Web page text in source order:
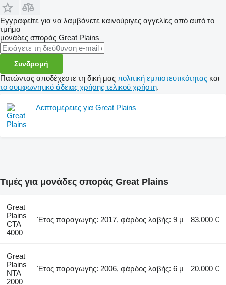
Εγγραφείτε για να λαμβάνετε καινούριγες αγγελίες από αυτό το
τμήμα
μονάδες σποράς Great Plains
Συνδρομή
Πατώντας αποδέχεστε τη δική μας πολιτική εμπιστευτικότητας και
το συμφωνητικό άδειας χρήσης τελικού χρήστη.
Λεπτομέρειες για Great Plains
Τιμές για μονάδες σποράς Great Plains
Great
Plains
CTA
4000
Έτος παραγωγής: 2017, φάρδος λαβής: 9 μ 83.000 €
Great
Plains
NTA
2000
Έτος παραγωγής: 2006, φάρδος λαβής: 6 μ 20.000 €